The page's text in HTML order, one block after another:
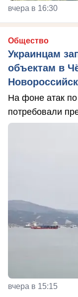
вчера в 16:30
Общество
Украинцам
объектам в
Новороссийск
На фоне атак
потребовали
вчера в 15:15